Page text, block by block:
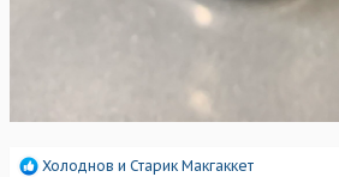
Р
Холоднов и Старик Макгаккет